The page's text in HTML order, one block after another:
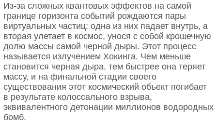
Из-за сложных квантовых эффектов на самой
границе горизонта событий рождаются пары
виртуальных частиц: одна из них падает внутрь, а
вторая улетает в космос, унося с собой крошечную
долю массы самой черной дыры. Этот процесс
называется излучением Хокинга. Чем меньше
становится черная дыра, тем быстрее она теряет
массу, и на финальной стадии своего
существования этот космический объект погибает
в результате колоссального взрыва,
эквивалентного детонации миллионов водородных
бомб.